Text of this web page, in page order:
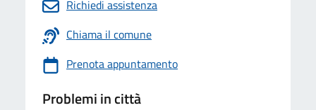
Richiedi assistenza
Chiama il comune
Prenota appuntamento
Problemi in città